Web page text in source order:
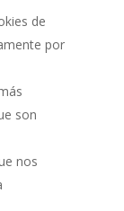
de
por
son
nos